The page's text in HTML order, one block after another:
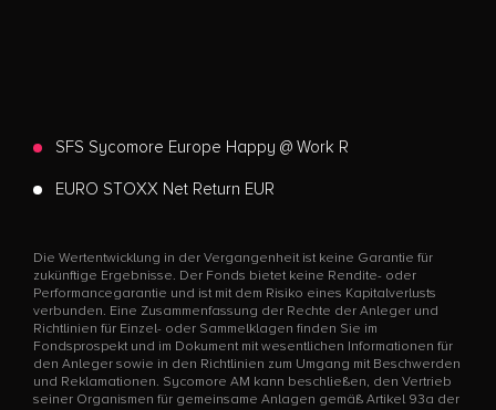
SFS Sycomore Europe Happy @ Work R
EURO STOXX Net Return EUR
Die Wertentwicklung in der Vergangenheit ist keine Garantie für
zukünftige Ergebnisse. Der Fonds bietet keine Rendite- oder
Performancegarantie und ist mit dem Risiko eines Kapitalverlusts
verbunden. Eine Zusammenfassung der Rechte der Anleger und
Richtlinien für Einzel- oder Sammelklagen finden Sie im
Fondsprospekt und im Dokument mit wesentlichen Informationen für
den Anleger sowie in den Richtlinien zum Umgang mit Beschwerden
und Reklamationen. Sycomore AM kann beschließen, den Vertrieb
seiner Organismen für gemeinsame Anlagen gemäß Artikel 93a der